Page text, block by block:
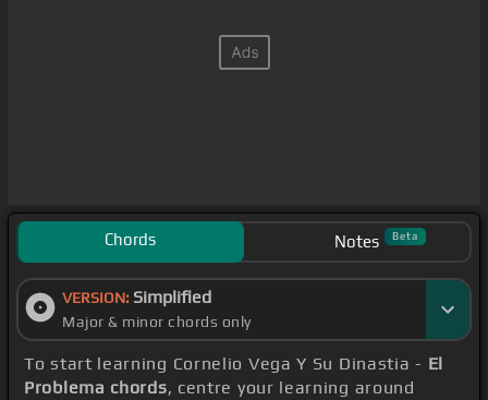
Chords Notes Beta
VERSION: Simplified
Major & minor chords only
To start learning Cornelio Vega Y Su Dinastia - El
Problema chords, centre your learning around